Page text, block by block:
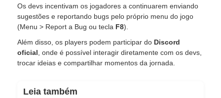
Os devs incentivam os jogadores a continuarem enviando
sugestões e reportando bugs pelo próprio menu do jogo
(Menu > Report a Bug ou tecla F8).
Além disso, os players podem participar do Discord
oficial , onde é possível interagir diretamente com os devs,
trocar ideias e compartilhar momentos da jornada.
Leia também